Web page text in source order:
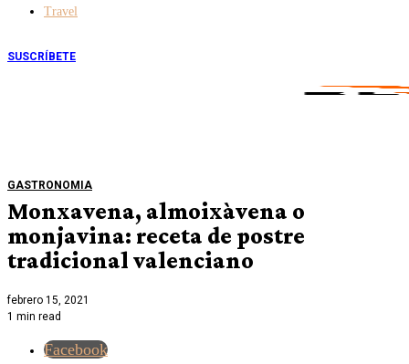
Travel
SUSCRÍBETE
GASTRONOMIA
Monxavena, almoixàvena o
monjavina: receta de postre
tradicional valenciano
febrero 15, 2021
1 min read
Facebook